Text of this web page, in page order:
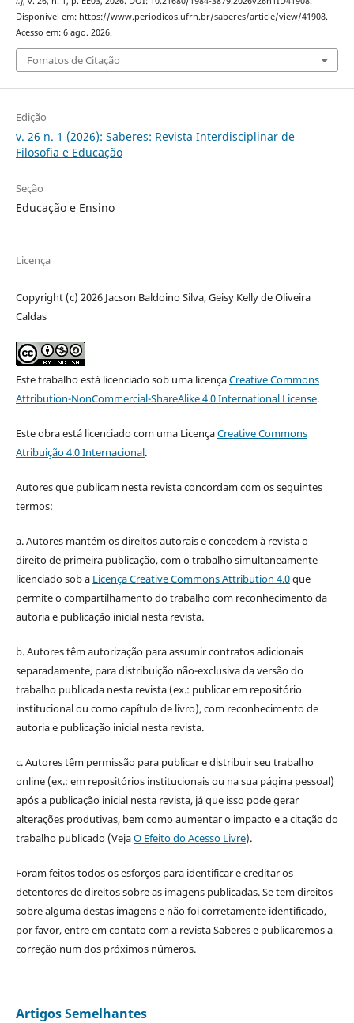
Disponível em: https://www.periodicos.ufrn.br/saberes/article/view/41908.
Acesso em: 6 ago. 2026.
Fomatos de Citação
Edição
v. 26 n. 1 (2026): Saberes: Revista Interdisciplinar de
Filosofia e Educação
Seção
Educação e Ensino
Licença
Copyright (c) 2026 Jacson Baldoino Silva, Geisy Kelly de Oliveira
Caldas
Este trabalho está licenciado sob uma licençaCreative Commons
Attribution-NonCommercial-ShareAlike 4.0 International License.
Este obra está licenciado com uma LicençaCreative Commons
Atribuição 4.0 Internacional.
Autores que publicam nesta revista concordam com os seguintes
termos:
a. Autores mantém os direitos autorais e concedem à revista o
direito de primeira publicação, com o trabalho simultaneamente
licenciado sob a Licença Creative Commons Attribution 4.0que
permite o compartilhamento do trabalho com reconhecimento da
autoria e publicação inicial nesta revista.
b. Autores têm autorização para assumir contratos adicionais
separadamente, para distribuição não-exclusiva da versão do
trabalho publicada nesta revista (ex.: publicar em repositório
institucional ou como capítulo de livro), com reconhecimento de
autoria e publicação inicial nesta revista.
c. Autores têm permissão para publicar e distribuir seu trabalho
online (ex.: em repositórios institucionais ou na sua página pessoal)
após a publicação inicial nesta revista, já que isso pode gerar
alterações produtivas, bem como aumentar o impacto e a citação do
trabalho publicado (VejaO Efeito do Acesso Livre).
Foram feitos todos os esforços para identificar e creditar os
detentores de direitos sobre as imagens publicadas. Se tem direitos
sobre alguma destas imagens e não foi corretamente identificado,
por favor, entre em contato com a revista Saberes e publicaremos a
correção num dos próximos números.
Artigos Semelhantes